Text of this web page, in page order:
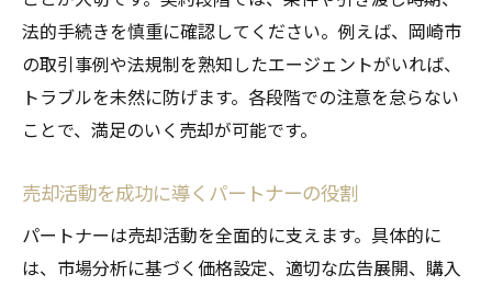
法的手続きを慎重に確認してください。例えば、岡崎市
の取引事例や法規制を熟知したエージェントがいれば、
トラブルを未然に防げます。各段階での注意を怠らない
ことで、満足のいく売却が可能です。
売却活動を成功に導くパートナーの役割
パートナーは売却活動を全面的に支えます。具体的に
は、市場分析に基づく価格設定、適切な広告展開、購入